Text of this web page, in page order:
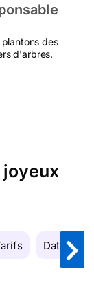
plantons des
d'arbres.
joyeux
Date de